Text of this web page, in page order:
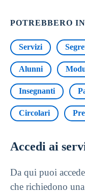
POTREBBERO
Servizi
Alunni
Insegnanti
Circolari
Accedi ai
Da qui puoi
che richiedono